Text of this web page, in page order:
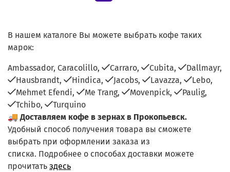
В нашем каталоге Вы можете выбрать кофе таких
марок:
Ambassador, Caracolillo, Carraro, Cubita,
Dallmayr,
Hausbrandt,
Hindica, Jacobs, Lavazza,
Lebo,
Mehmet Efendi,
Me Trang, Movenpick,
Paulig,
Tchibo,
Turquino
🚚Доставляем кофе в зернах в Прокопьевск.
Удобный способ получения товара вы сможете
выбрать при оформлении заказа из
списка. Подробнее о способах доставки можете
прочитать здесь